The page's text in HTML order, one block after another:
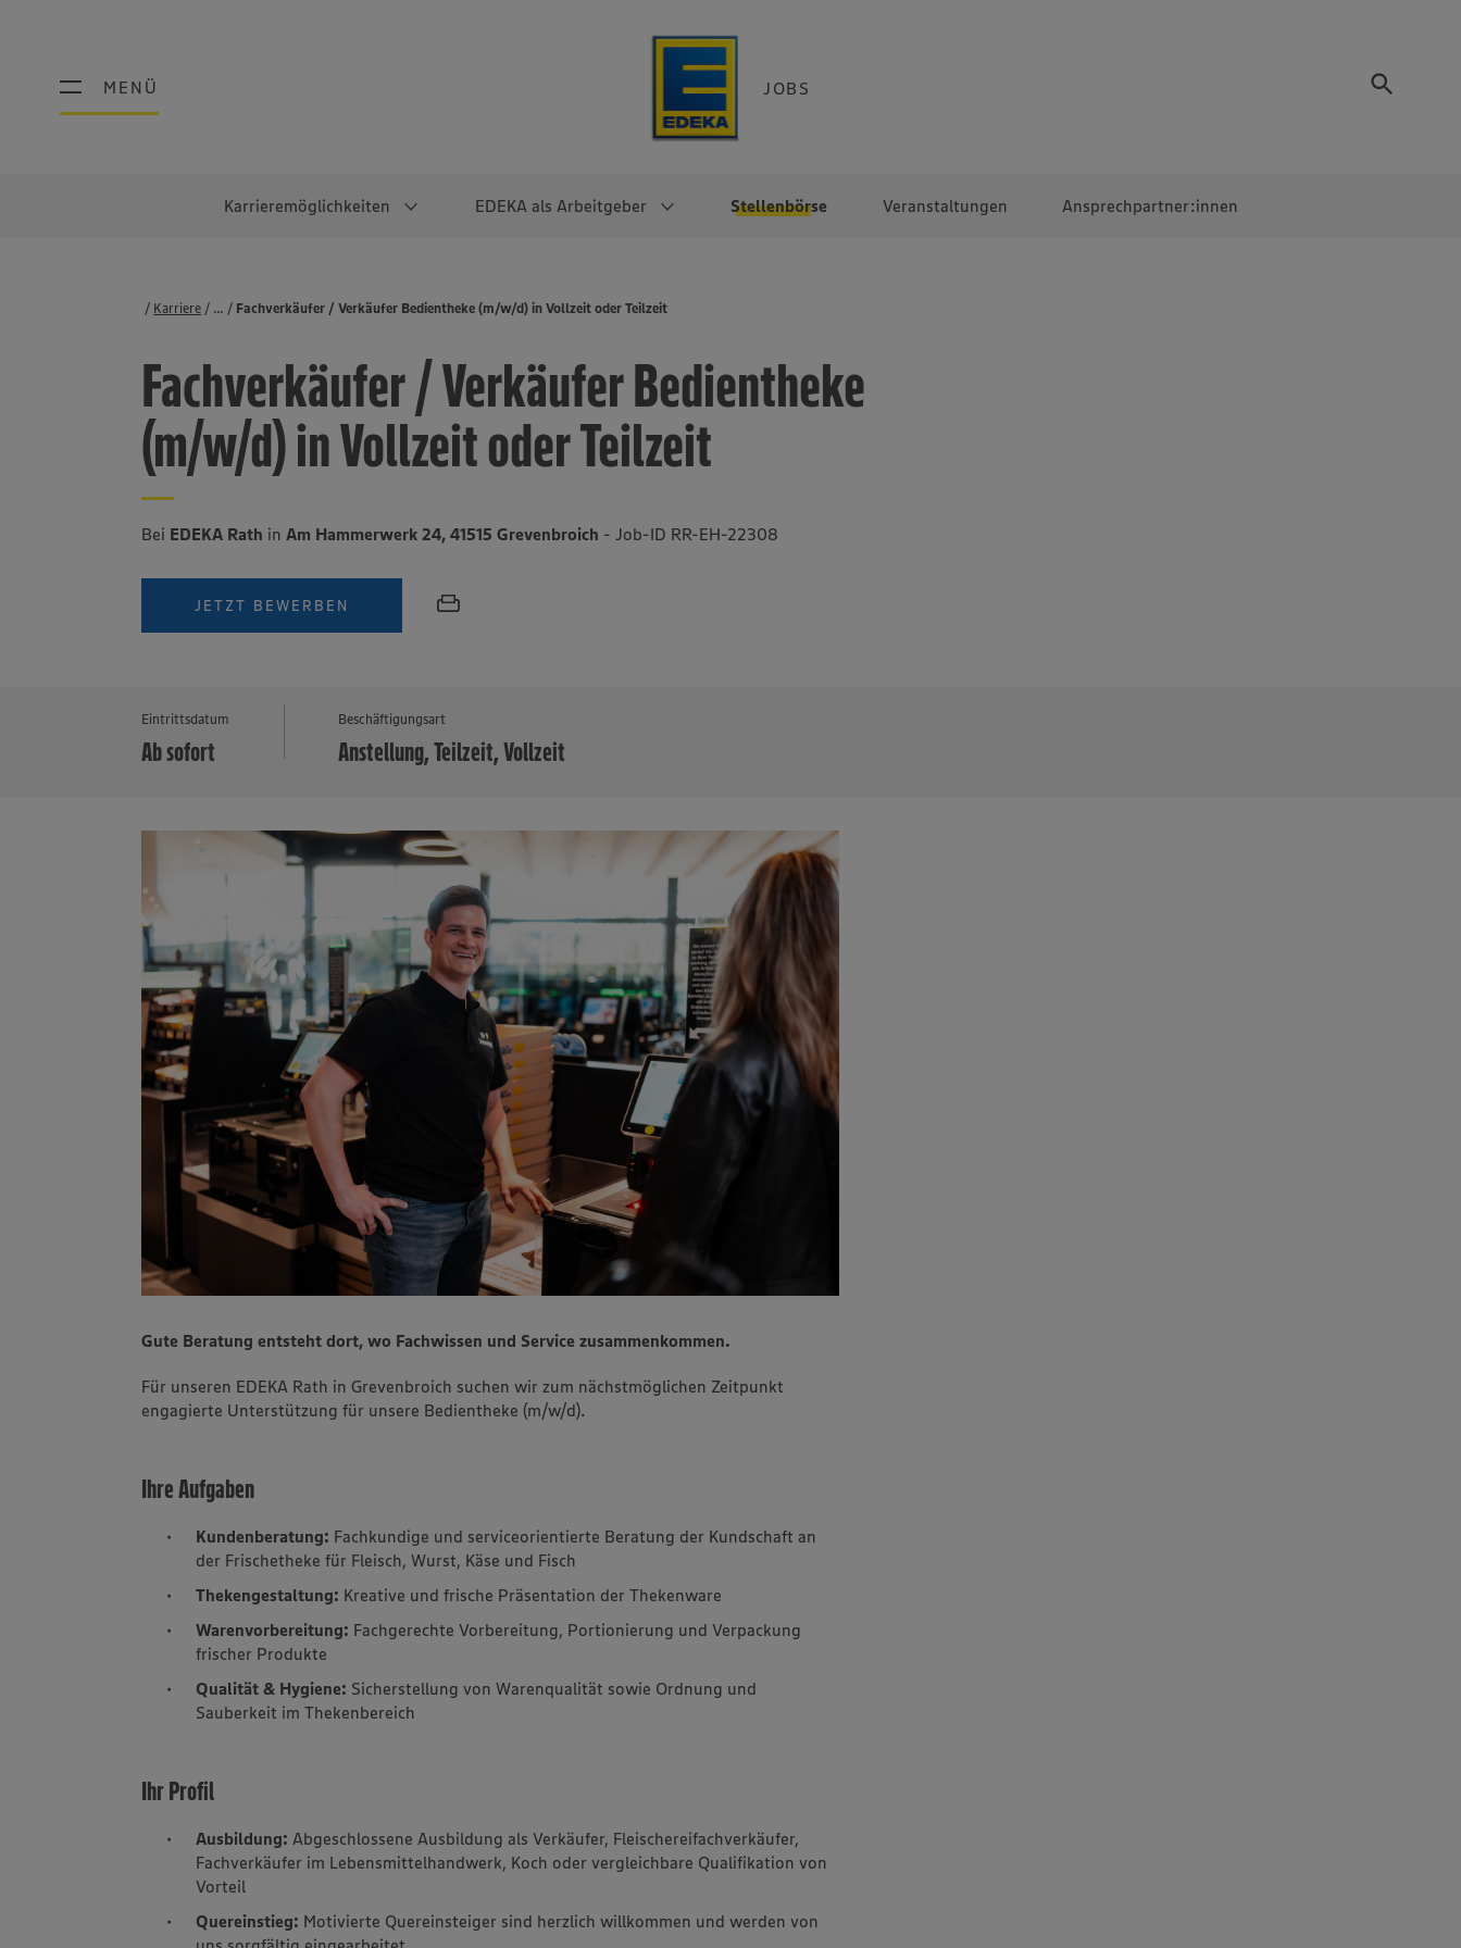
MENÜ JOBS
MENÜ
Karrieremöglichkeiten EDEKA als Arbeitgeber Stellenbörse Veranstaltungen Ansprechpartner:innen
Schülerpraktikum Abschlussarbeiten
Werkstudierendentätigkeit
Noch Fragen?
Direkteinstieg
Noch Fragen?
Selbstständig mit EDEKA
Faires Gehalt
Diversität
Lebensmittelproduktion
Lager & Logistik
Überblick
EDEKA Fruchtkontor
EDEKA Foodservice
EDEKA-
Karriere Stellenbörse
Fachverkäufer / Verkäufer Bedientheke (m/w/d) in Vollzeit oder Teilzeit
...
Fachverkäufer / Verkäufer Bedientheke
(m/w/d) in Vollzeit oder Teilzeit
Bei EDEKA Rath inAm Hammerwerk 24, 41515 Grevenbroich - Job-ID RR-EH-22308
JETZT BEWERBEN
Eintrittsdatum
Ab sofort
Beschäftigungsart
Anstellung, Teilzeit, Vollzeit
Gute Beratung entsteht dort, wo Fachwissen und Service zusammenkommen.
Für unseren EDEKA Rath in Grevenbroich suchen wir zum nächstmöglichen Zeitpunkt
engagierte Unterstützung für unsere Bedientheke (m/w/d).
Ihre Aufgaben
Kundenberatung: Fachkundige und serviceorientierte Beratung der Kundschaft an
der Frischetheke für Fleisch, Wurst, Käse und Fisch
Thekengestaltung: Kreative und frische Präsentation der Thekenware
Warenvorbereitung: Fachgerechte Vorbereitung, Portionierung und Verpackung
frischer Produkte
Qualität & Hygiene: Sicherstellung von Warenqualität sowie Ordnung und
Sauberkeit im Thekenbereich
Ihr Profil
Ausbildung: Abgeschlossene Ausbildung als Verkäufer, Fleischereifachverkäufer,
Fachverkäufer im Lebensmittelhandwerk, Koch oder vergleichbare Qualifikation von
Vorteil
Quereinstieg: Motivierte Quereinsteiger sind herzlich willkommen und werden von